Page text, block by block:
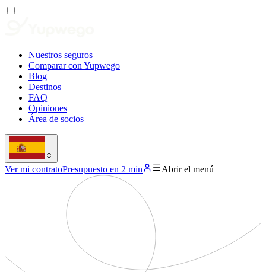
Nuestros seguros
Comparar con Yupwego
Blog
Destinos
FAQ
Opiniones
Área de socios
Ver mi contratoPresupuesto en 2 min Abrir el menú